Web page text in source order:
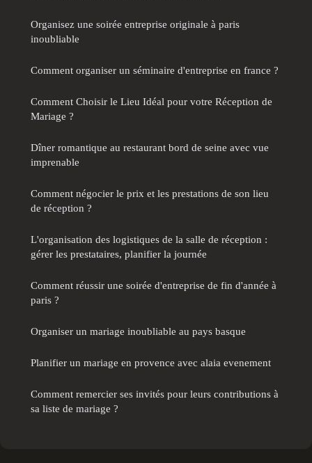
Organisez une soirée entreprise originale à paris
inoubliable
Comment organiser un séminaire d'entreprise en france ?
Comment Choisir le Lieu Idéal pour votre Réception de
Mariage ?
Dîner romantique au restaurant bord de seine avec vue
imprenable
Comment négocier le prix et les prestations de son lieu
de réception ?
L'organisation des logistiques de la salle de réception :
gérer les prestataires, planifier la journée
Comment réussir une soirée d'entreprise de fin d'année à
paris ?
Organiser un mariage inoubliable au pays basque
Planifier un mariage en provence avec alaia evenement
Comment remercier ses invités pour leurs contributions à
sa liste de mariage ?